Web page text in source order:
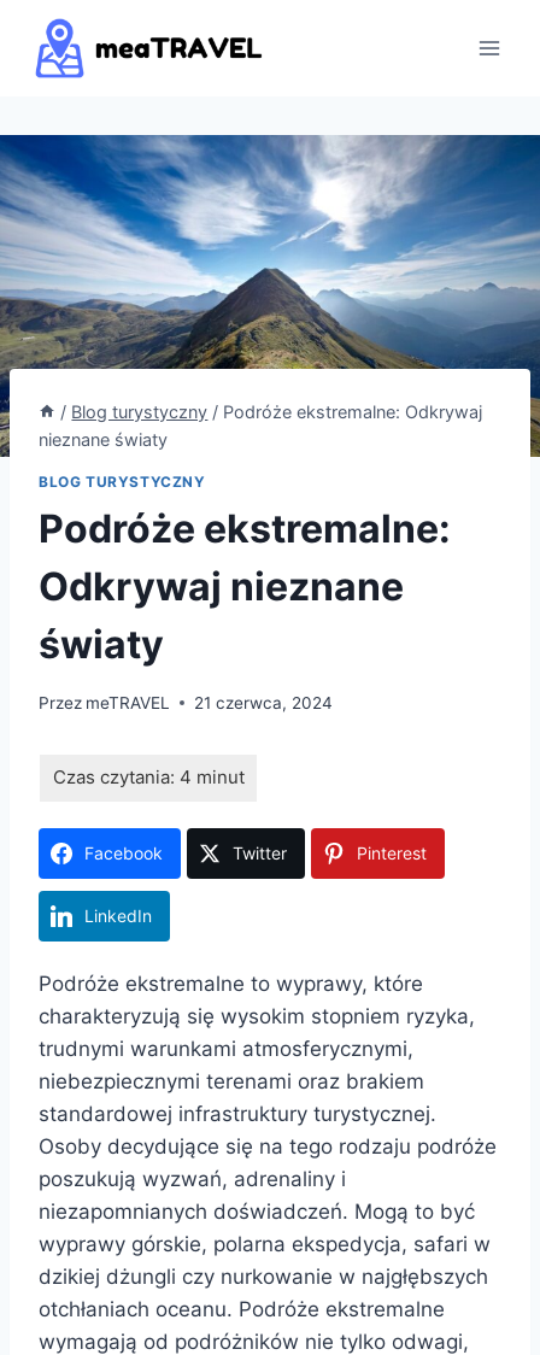
Przejdź
treści
/ Blog turystyczny / Podróże ekstremalne: Odkrywaj
nieznane światy
BLOG TURYSTYCZNY
Podróże ekstremalne:
Odkrywaj nieznane
światy
Przez meTRAVEL 21 czerwca, 2024
Facebook Twitter Pinterest
LinkedIn
Podróże ekstremalne to wyprawy, które
charakteryzują się wysokim stopniem ryzyka,
trudnymi warunkami atmosferycznymi,
niebezpiecznymi terenami oraz brakiem
standardowej infrastruktury turystycznej.
Osoby decydujące się na tego rodzaju podróże
poszukują wyzwań, adrenaliny i
niezapomnianych doświadczeń. Mogą to być
wyprawy górskie, polarna ekspedycja, safari w
dzikiej dżungli czy nurkowanie w najgłębszych
otchłaniach oceanu. Podróże ekstremalne
wymagają od podróżników nie tylko odwagi,